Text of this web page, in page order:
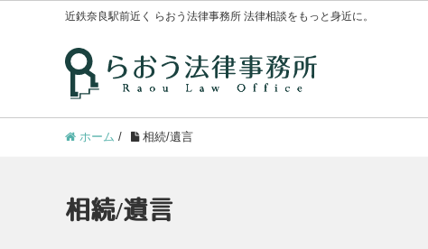
近鉄奈良駅前近く らおう法律事務所 法律相談をもっと身近に。
ホーム / 相続/遺言
相続/遺言